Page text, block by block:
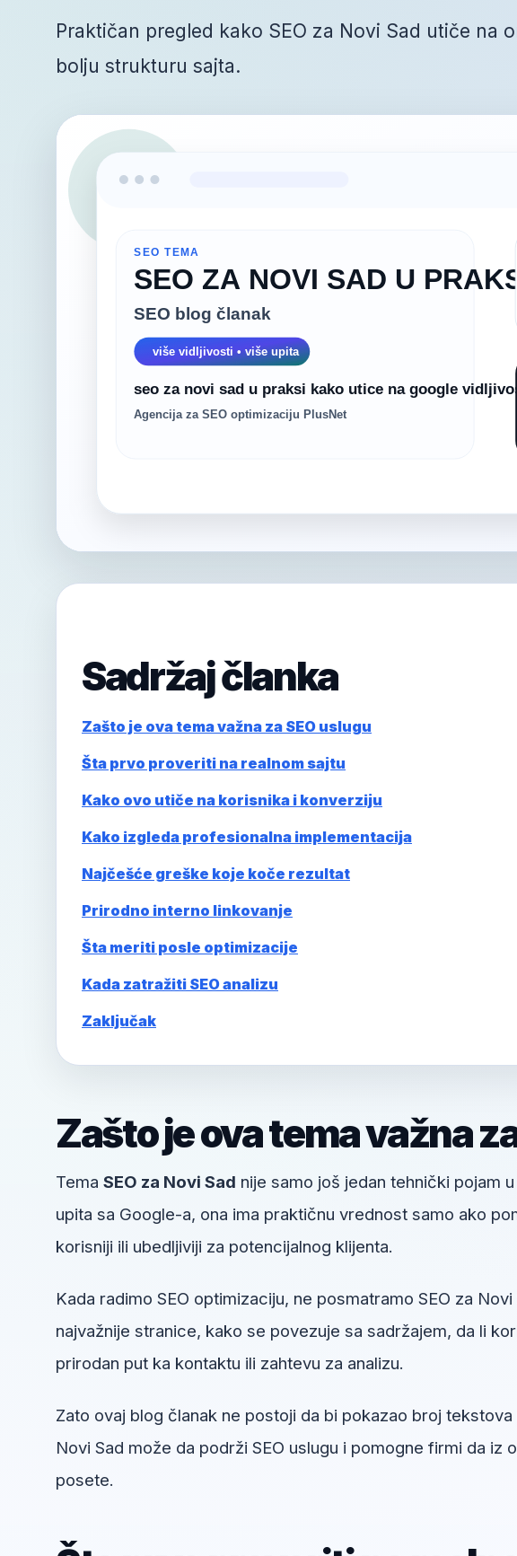
Praktičan pregled kako SEO za Novi Sad utiče na
bolju strukturu sajta.
Sadržaj članka
Zašto je ova tema važna za SEO uslugu
Šta prvo proveriti na realnom sajtu
Kako ovo utiče na korisnika i konverziju
Kako izgleda profesionalna implementacija
Najčešće greške koje koče rezultat
Prirodno interno linkovanje
Šta meriti posle optimizacije
Kada zatražiti SEO analizu
Zaključak
Zašto je ova tema važna
Tema SEO za Novi Sad nije samo još jedan tehnički pojam
upita sa Google-a, ona ima praktičnu vrednost samo ako
korisniji ili ubedljiviji za potencijalnog klijenta.
Kada radimo SEO optimizaciju, ne posmatramo SEO za
najvažnije stranice, kako se povezuje sa sadržajem, da li
prirodan put ka kontaktu ili zahtevu za analizu.
Zato ovaj blog članak ne postoji da bi pokazao broj
Novi Sad može da podrži SEO uslugu i pomogne firmi da iz
posete.